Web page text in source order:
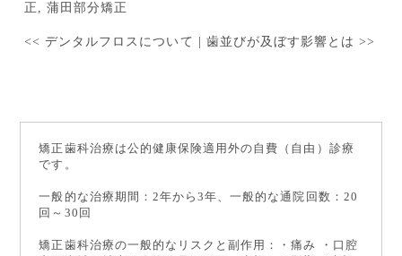
正 ,蒲田部分矯正
<< デンタルフロスについて 歯並びが及ぼす影響とは>>
矯正歯科治療は公的健康保険適用外の自費（自由）診療
です。
一般的な治療期間：2年から3年、一般的な通院回数：20
回～30回
矯正歯科治療の一般的なリスクと副作用：・痛み ・口腔